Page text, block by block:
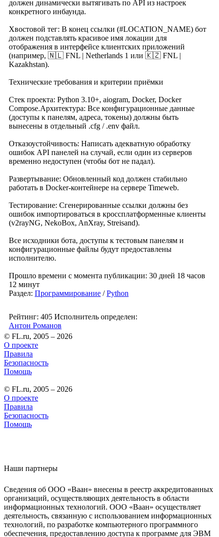
должен динамически вытягивать по API из настроек
конкретного инбаунда.
Хвостовой тег: В конец ссылки (#LOCATION_NAME) бот
должен подставлять красивое имя локации для
отображения в интерфейсе клиентских приложений
(например, 🇳🇱 FNL | Netherlands 1 или 🇰🇿 FNL |
Kazakhstan).
Технические требования и критерии приёмки
Стек проекта: Python 3.10+, aiogram, Docker, Docker
Compose.Архитектура: Все конфигурационные данные
(доступы к панелям, адреса, токены) должны быть
вынесены в отдельный .cfg / .env файл.
Отказоустойчивость: Написать адекватную обработку
ошибок API панелей на случай, если один из серверов
временно недоступен (чтобы бот не падал).
Развертывание: Обновленный код должен стабильно
работать в Docker-контейнере на сервере Timeweb.
Тестирование: Сгенерированные ссылки должны без
ошибок импортироваться в кроссплатформенные клиенты
(v2rayNG, NekoBox, AnXray, Streisand).
Все исходники бота, доступы к тестовым панелям и
конфигурационные файлы будут предоставлены
исполнителю.
Прошло времени с момента публикации: 30 дней 18 часов
12 минут
Раздел: Программирование /Python
Рейтинг: 405 Исполнитель определен:
Антон Романов
© FL.ru, 2005 – 2026
О проекте
Правила
Безопасность
Помощь
© FL.ru, 2005 – 2026
О проекте
Правила
Безопасность
Помощь
Наши партнеры
Сведения об ООО «Ваан» внесены в реестр аккредитованных
организаций, осуществляющих деятельность в области
информационных технологий. ООО «Ваан» осуществляет
деятельность, связанную с использованием информационных
технологий, по разработке компьютерного программного
обеспечения, предоставлению доступа к программе для ЭВМ